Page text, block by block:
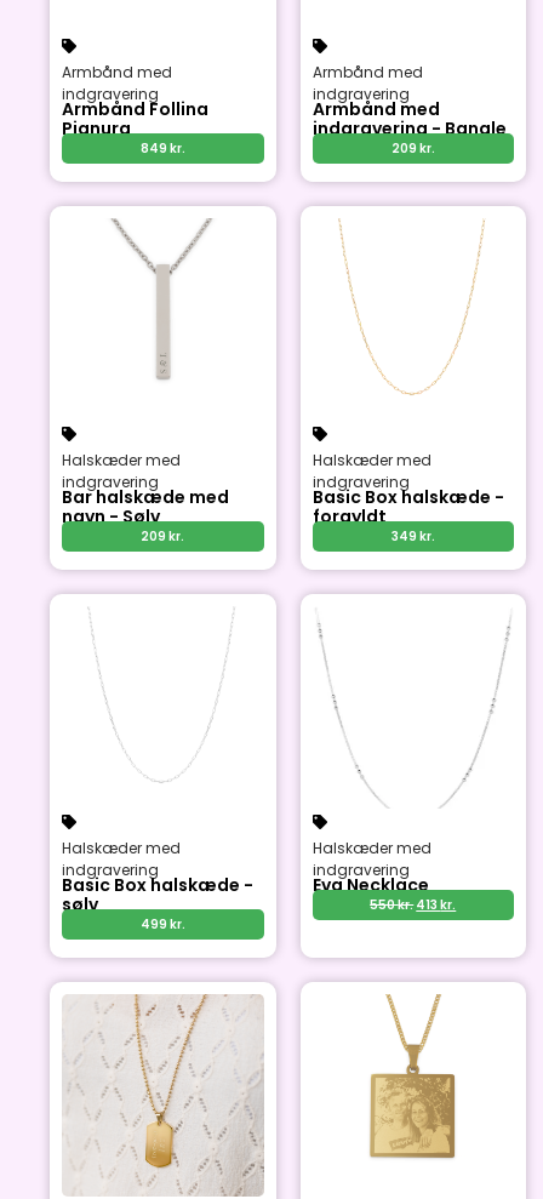
Armbånd med
indgravering
Armbånd Follina
Pianura
849 kr.
Armbånd med
indgravering
Armbånd med
indgravering - Bangle
209 kr.
Halskæder med
indgravering
Bar halskæde med
navn - Sølv
209kr.
Halskæder med
indgravering
Basic Box halskæde -
forgyldt
349 kr.
Halskæder med
indgravering
Basic Box halskæde -
sølv
499 kr.
Halskæder med
indgravering
Eva Necklace
550kr.413kr.